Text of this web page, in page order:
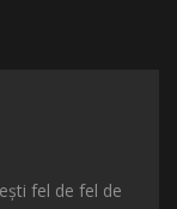
fel de fel de